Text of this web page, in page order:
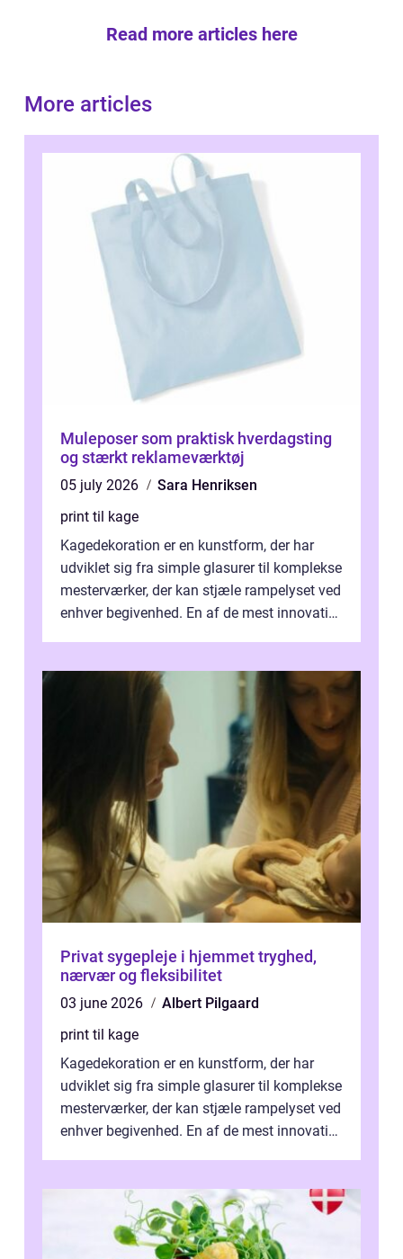
Read more articles here
More articles
Muleposer som praktisk hverdagsting
og stærkt reklameværktøj
05 july 2026
Sara Henriksen
print til kage
Kagedekoration er en kunstform, der har
udviklet sig fra simple glasurer til komplekse
mesterværker, der kan stjæle rampelyset ved
enhver begivenhed. En af de mest innovative
Privat sygepleje i hjemmet tryghed,
nærvær og fleksibilitet
03 june 2026
Albert Pilgaard
print til kage
Kagedekoration er en kunstform, der har
udviklet sig fra simple glasurer til komplekse
mesterværker, der kan stjæle rampelyset ved
enhver begivenhed. En af de mest innovative